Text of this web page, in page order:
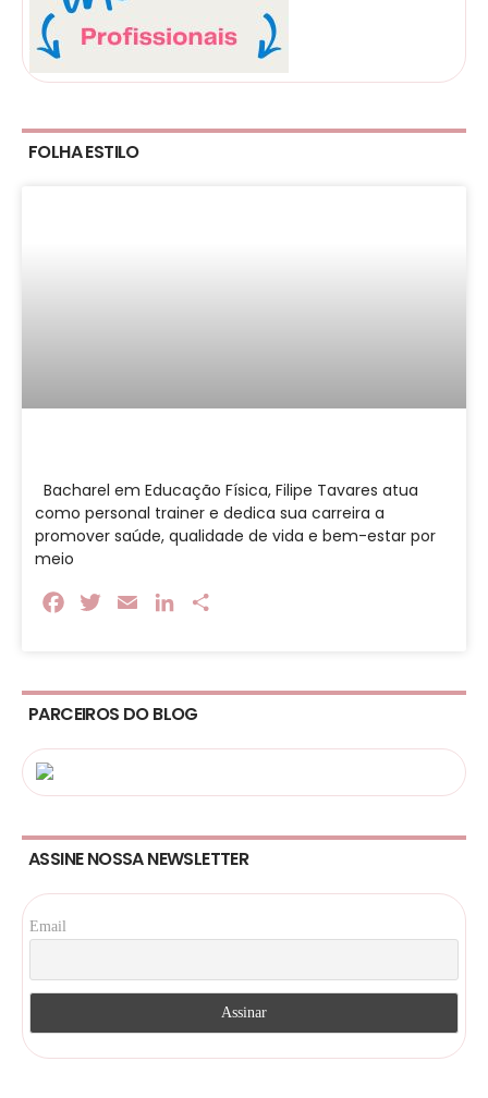
FOLHA ESTILO
Bacharel em Educação Física, Filipe Tavares atua
como personal trainer e dedica sua carreira a
promover saúde, qualidade de vida e bem-estar por
meio
FacebookTwitterEmail LinkedIn
PARCEIROS DO BLOG
ASSINE NOSSA NEWSLETTER
Email